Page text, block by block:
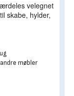
velegnet
skabe, hylder,
møbler